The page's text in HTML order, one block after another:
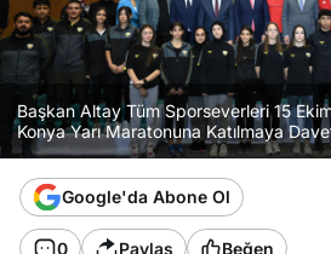
Başkan Altay Tüm Sporseverleri 15
Konya Yarı Maratonuna Katılmaya
Google'da Abone Ol
0 Paylaş Beğen